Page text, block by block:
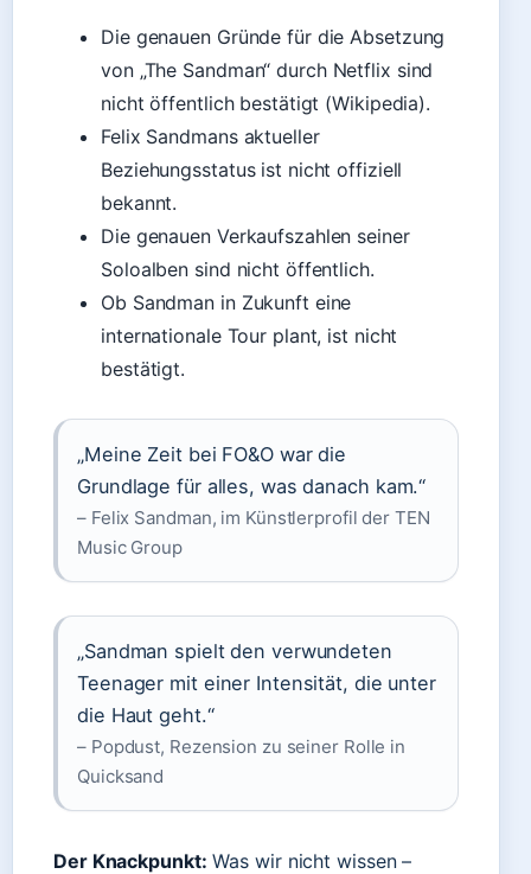
Die genauen Gründe für die Absetzung
von „The Sandman“ durch Netflix sind
nicht öffentlich bestätigt (Wikipedia).
Felix Sandmans aktueller
Beziehungsstatus ist nicht offiziell
bekannt.
Die genauen Verkaufszahlen seiner
Soloalben sind nicht öffentlich.
Ob Sandman in Zukunft eine
internationale Tour plant, ist nicht
bestätigt.
„Meine Zeit bei FO&O war die
Grundlage für alles, was danach kam.“
– Felix Sandman, im Künstlerprofil der TEN
Music Group
„Sandman spielt den verwundeten
Teenager mit einer Intensität, die unter
die Haut geht.“
– Popdust, Rezension zu seiner Rolle in
Quicksand
Der Knackpunkt: Was wir nicht wissen –